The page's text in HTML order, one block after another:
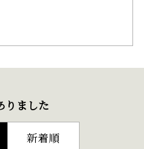
りました
新着順